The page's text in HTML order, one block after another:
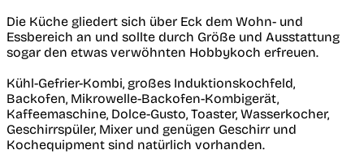
Die Küche gliedert sich über Eck dem Wohn- und
Essbereich an und sollte durch Größe und Ausstattung
sogar den etwas verwöhnten Hobbykoch erfreuen.
Kühl-Gefrier-Kombi, großes Induktionskochfeld,
Backofen, Mikrowelle-Backofen-Kombigerät,
Kaffeemaschine, Dolce-Gusto, Toaster, Wasserkocher,
Geschirrspüler, Mixer und genügen Geschirr und
Kochequipment sind natürlich vorhanden.